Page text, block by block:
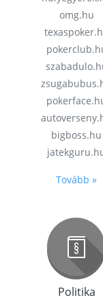
omg.hu
bigboss.hu
Tovább »
Politika